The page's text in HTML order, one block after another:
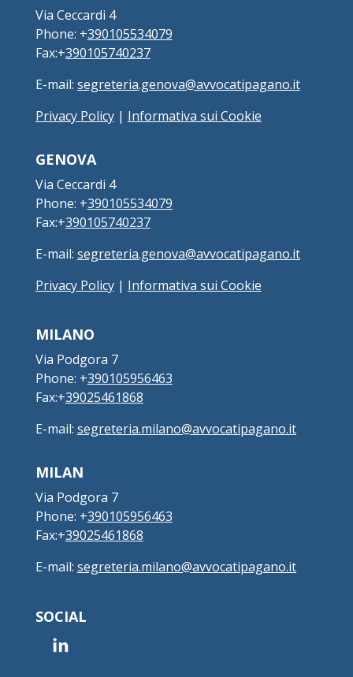
Via Ceccardi 4
Phone: +390105534079
Fax:+390105740237
E-mail: segreteria.genova@avvocatipagano.it
Privacy Policy| Informativa sui Cookie
GENOVA
Via Ceccardi 4
Phone: +390105534079
Fax:+390105740237
E-mail: segreteria.genova@avvocatipagano.it
Privacy Policy| Informativa sui Cookie
MILANO
Via Podgora 7
Phone: +390105956463
Fax:+39025461868
E-mail: segreteria.milano@avvocatipagano.it
MILAN
Via Podgora 7
Phone: +390105956463
Fax:+39025461868
E-mail: segreteria.milano@avvocatipagano.it
SOCIAL